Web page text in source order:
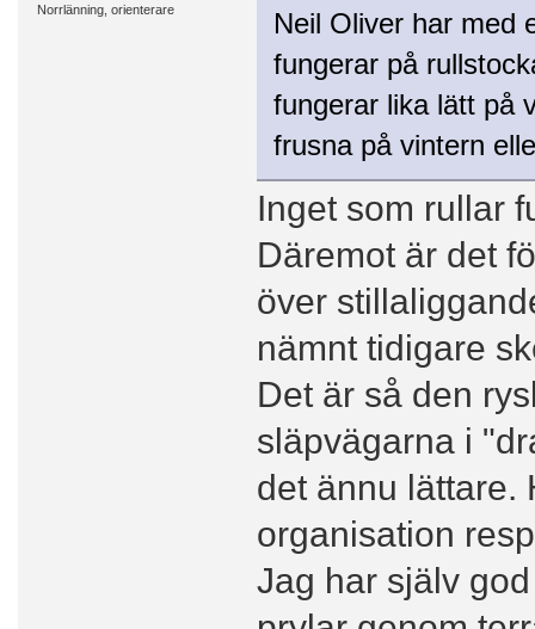
Norrlänning, orienterare
Neil Oliver har med
fungerar på
fungerar lika lätt på
frusna på vintern
Inget som rullar
Däremot är det
över
nämnt tidigare
Det är så den
släpvägarna i
det ännu lättare.
organisation
Jag har själv